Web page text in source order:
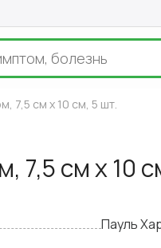
7,5 см х 10 см, 5 шт.
7,5 см х 10
Пауль